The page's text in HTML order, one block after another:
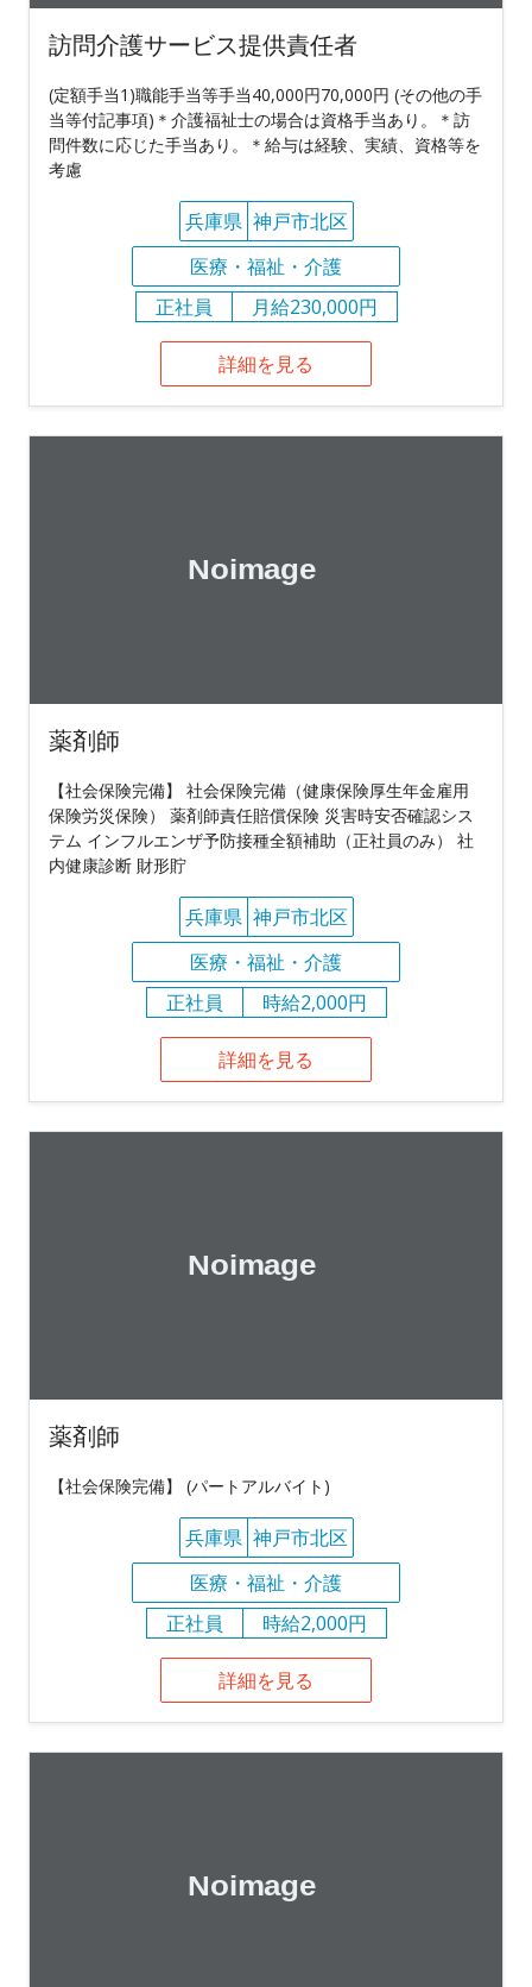
訪問介護サービス提供責任者
(定額手当1)職能手当等手当40,000円70,000円 (その他の手
当等付記事項)＊介護福祉士の場合は資格手当あり。＊訪
問件数に応じた手当あり。＊給与は経験、実績、資格等を
考慮
兵庫県 神戸市北区
医療・福祉・介護
正社員
月給230,000円
詳細を見る
薬剤師
【社会保険完備】 社会保険完備（健康保険厚生年金雇用
保険労災保険） 薬剤師責任賠償保険 災害時安否確認シス
テム インフルエンザ予防接種全額補助（正社員のみ） 社
内健康診断 財形貯
兵庫県 神戸市北区
医療・福祉・介護
正社員
時給2,000円
詳細を見る
薬剤師
【社会保険完備】 (パートアルバイト)
兵庫県 神戸市北区
医療・福祉・介護
正社員
時給2,000円
詳細を見る